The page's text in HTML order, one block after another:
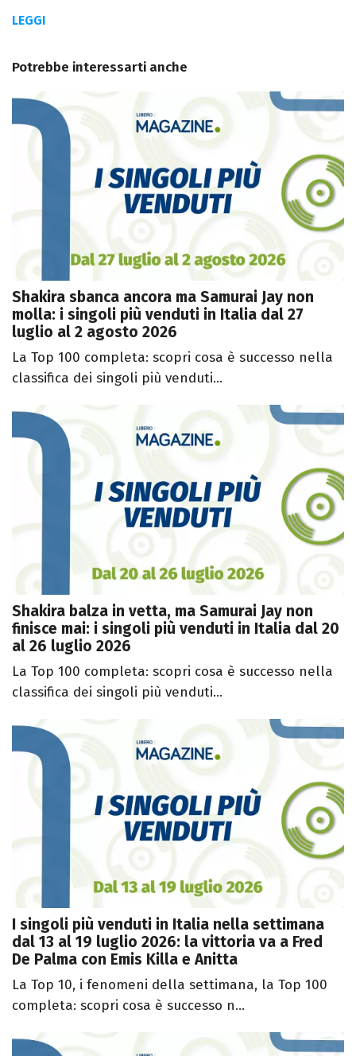
LEGGI
Potrebbe interessarti anche
Shakira sbanca ancora ma Samurai Jay non
molla: i singoli più venduti in Italia dal 27
luglio al 2 agosto 2026
La Top 100 completa: scopri cosa è successo nella
classifica dei singoli più venduti...
Shakira balza in vetta, ma Samurai Jay non
finisce mai: i singoli più venduti in Italia dal 20
al 26 luglio 2026
La Top 100 completa: scopri cosa è successo nella
classifica dei singoli più venduti...
I singoli più venduti in Italia nella settimana
dal 13 al 19 luglio 2026: la vittoria va a Fred
De Palma con Emis Killa e Anitta
La Top 10, i fenomeni della settimana, la Top 100
completa: scopri cosa è successo n...